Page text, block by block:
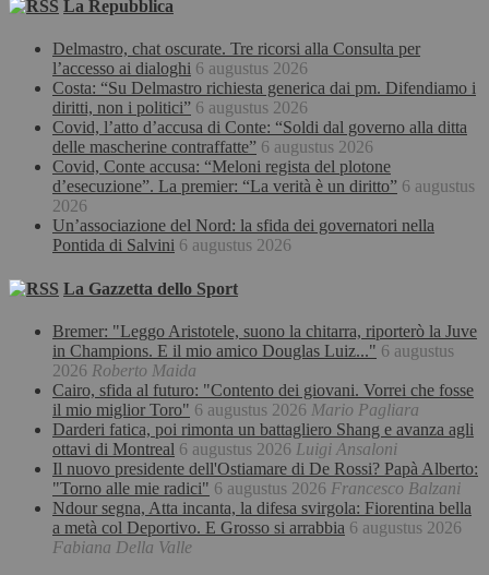
La Repubblica
Delmastro, chat oscurate. Tre ricorsi alla Consulta per
l’accesso ai dialoghi 6 augustus 2026
Costa: “Su Delmastro richiesta generica dai pm. Difendiamo i
diritti, non i politici” 6 augustus 2026
Covid, l’atto d’accusa di Conte: “Soldi dal governo alla ditta
delle mascherine contraffatte” 6 augustus 2026
Covid, Conte accusa: “Meloni regista del plotone
d’esecuzione”. La premier: “La verità è un diritto” 6 augustus
2026
Un’associazione del Nord: la sfida dei governatori nella
Pontida di Salvini 6 augustus 2026
La Gazzetta dello Sport
Bremer: "Leggo Aristotele, suono la chitarra, riporterò la Juve
in Champions. E il mio amico Douglas Luiz..." 6 augustus
2026 Roberto Maida
Cairo, sfida al futuro: "Contento dei giovani. Vorrei che fosse
il mio miglior Toro" 6 augustus 2026 Mario Pagliara
Darderi fatica, poi rimonta un battagliero Shang e avanza agli
ottavi di Montreal 6 augustus 2026 Luigi Ansaloni
Il nuovo presidente dell'Ostiamare di De Rossi? Papà Alberto:
"Torno alle mie radici" 6 augustus 2026 Francesco Balzani
Ndour segna, Atta incanta, la difesa svirgola: Fiorentina bella
a metà col Deportivo. E Grosso si arrabbia 6 augustus 2026
Fabiana Della Valle